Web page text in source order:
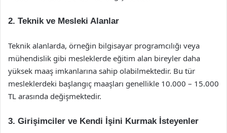
2. Teknik ve Mesleki Alanlar
Teknik alanlarda, örneğin bilgisayar programcılığı veya
mühendislik gibi mesleklerde eğitim alan bireyler daha
yüksek maaş imkanlarına sahip olabilmektedir. Bu tür
mesleklerdeki başlangıç maaşları genellikle 10.000 – 15.000
TL arasında değişmektedir.
3. Girişimciler ve Kendi İşini Kurmak İsteyenler